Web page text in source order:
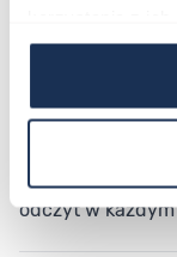
Połączenie
G-Shock DW-
konstrukcję
funkcji
odczyt w